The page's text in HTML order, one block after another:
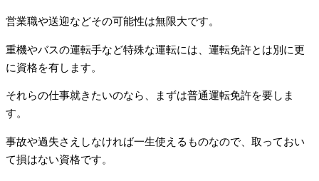
営業職や送迎などその可能性は無限大です。
重機やバスの運転手など特殊な運転には、運転免許とは別に更
に資格を有します。
それらの仕事就きたいのなら、まずは普通運転免許を要しま
す。
事故や過失さえしなければ一生使えるものなので、取っておい
て損はない資格です。